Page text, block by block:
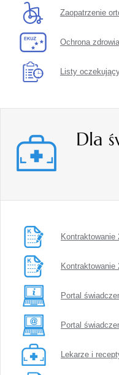
Zaopatrzenie
Ochrona
Listy
Dla
Kontraktowanie
Kontraktowanie
Portal
Portal
Lekarze i